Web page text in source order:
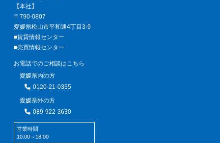
【本社】
〒790-0807
愛媛県松山市平和通4丁目3-9
■賃貸情報センター
■売買情報センター
お電話でのご相談はこちら
愛媛県内の方
0120-21-0355
愛媛県外の方
089-922-3630
営業時間
10:00～18:00